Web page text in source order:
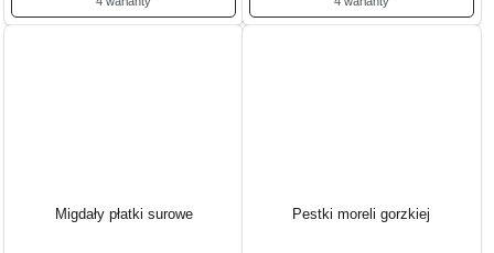
Migdały płatki surowe Pestki moreli gorzkiej